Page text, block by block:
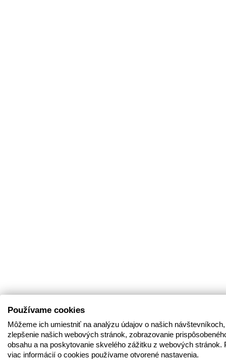
Používame cookies
Môžeme ich umiestniť na analýzu údajov o našich
zlepšenie našich webových stránok, zobrazovanie
obsahu a na poskytovanie skvelého zážitku z webových stránok.
viac informácií o cookies používame otvorené nastavenia.